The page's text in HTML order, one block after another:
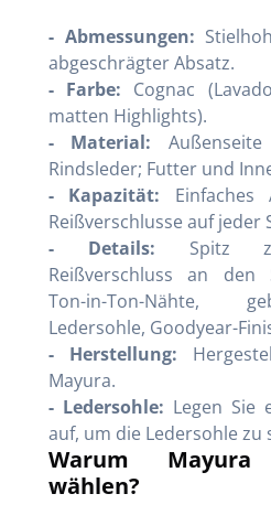
- Abmessungen:
abgeschrägter Absatz.
- Farbe: Cognac
matten Highlights).
- Material:
Rindsleder; Futter und
- Kapazität: Einfaches
Reißverschlusse auf jeder
- Details: Spitz
Reißverschluss an den
Ton-in-Ton-Nähte,
Ledersohle, Goodyear-
- Herstellung:
Mayura.
- Ledersohle: Legen Sie
auf, um die Ledersohle zu
Warum Mayura
wählen?